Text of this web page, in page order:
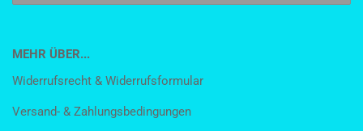
MEHR ÜBER...
Widerrufsrecht & Widerrufsformular
Versand- & Zahlungsbedingungen